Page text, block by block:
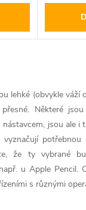
lehké (obvykle váží
Některé
jsou ale i
potřebnou
že ty vybrané
u Apple Pencil.
s různými